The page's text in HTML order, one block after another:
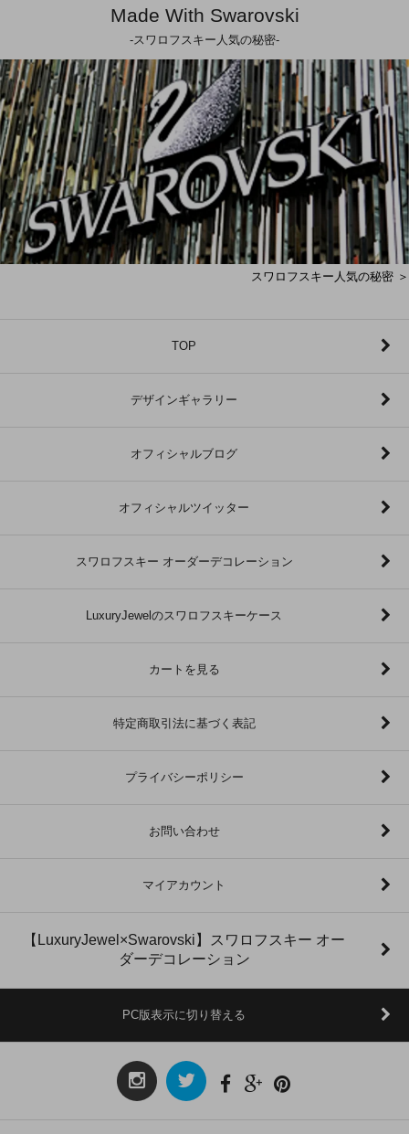
Made With Swarovski
-スワロフスキー人気の秘密-
スワロフスキー人気の秘密 ＞
TOP
デザインギャラリー
オフィシャルブログ
オフィシャルツイッター
スワロフスキー オーダーデコレーション
LuxuryJewelのスワロフスキーケース
カートを見る
特定商取引法に基づく表記
プライバシーポリシー
お問い合わせ
マイアカウント
【LuxuryJewel×Swarovski】スワロフスキー オー
ダーデコレーション
PC版表示に切り替える